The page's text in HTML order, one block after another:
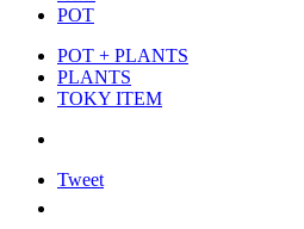
POT
POT + PLANTS
PLANTS
TOKY ITEM
Tweet